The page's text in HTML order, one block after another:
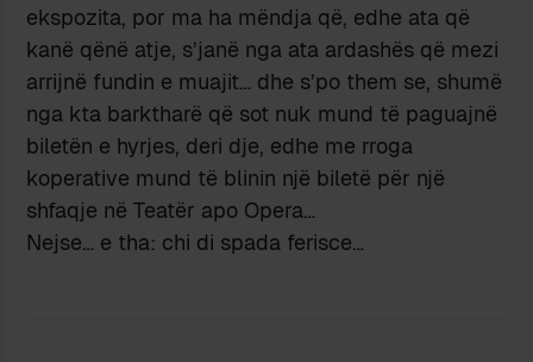
ekspozita, por ma ha mëndja që, edhe ata që
kanë qënë atje, s’janë nga ata ardashës që mezi
arrijnë fundin e muajit… dhe s’po them se, shumë
nga kta barktharë që sot nuk mund të paguajnë
biletën e hyrjes, deri dje, edhe me rroga
koperative mund të blinin një biletë për një
shfaqje në Teatër apo Opera…
Nejse… e tha: chi di spada ferisce…